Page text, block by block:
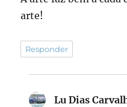
arte!
Responder
Lu Dias